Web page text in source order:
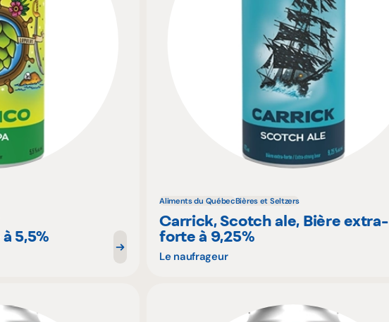
5,5%
Aliments du QuébecBières et Seltzers
Carrick, Scotch ale, Bière extra-
forte à 9,25%
Le naufrageur